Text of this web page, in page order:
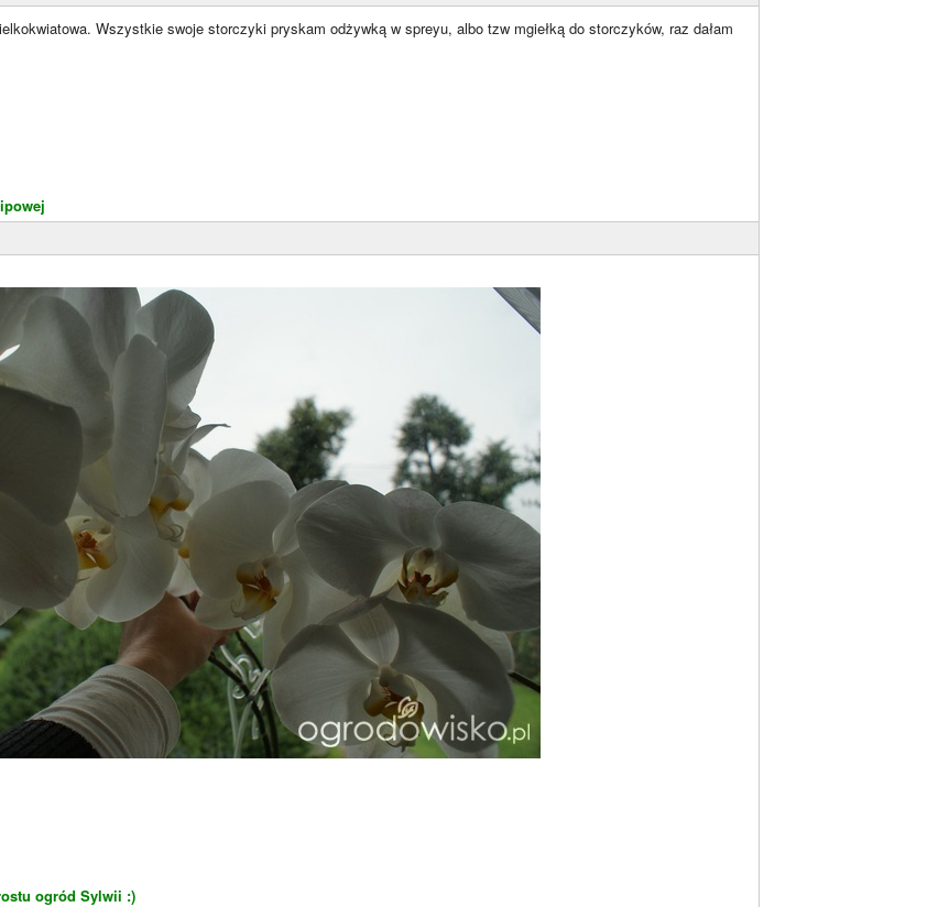
Wszystkie swoje storczyki pryskam odżywką w spreyu, albo tzw mgiełką do storczyków, raz dałam
ogród Sylwii :)